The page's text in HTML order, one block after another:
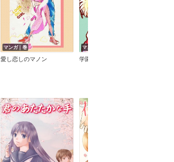
マンガ｜巻
愛し恋しのマノン
マンガ｜巻
学園マジック